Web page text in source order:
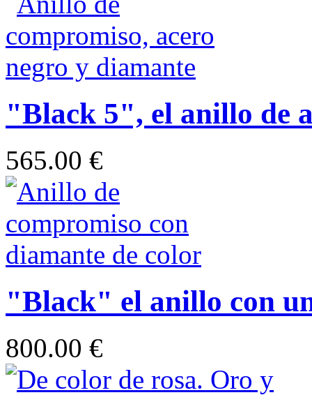
"Black 5", el anillo de
565.00 €
"Black" el anillo con
800.00 €